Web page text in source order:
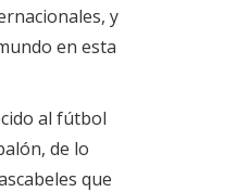
y
en esta
al fútbol
de lo
que